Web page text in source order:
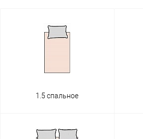
1.5 спальное